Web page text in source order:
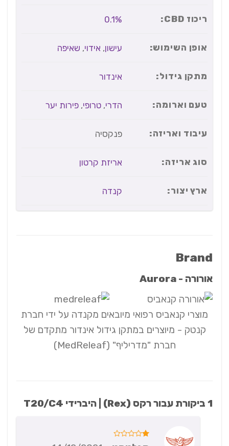
ריכוז CBD: 0.1%
אופן השימוש: עישון,אידוי,שאיפה
מתקן גידול: אינדור
טעם וארומה: הדרי,טרופי,פירות יער
עיבוד ואריזה: פנקסיה
סוג אריזה: אריזת קרטון
ארץ יצור: קנדה
Brand
אורורה - Aurora
מוצרי קנאביס רפואי מיובאים מקנדה על ידי חברת
קנטק - מיוצרים במתקן גידול אינדור מתקדם של
חברת "מדריליף" (MedReleaf)
רקס (Rex) | היברידי T20/C4
דורג